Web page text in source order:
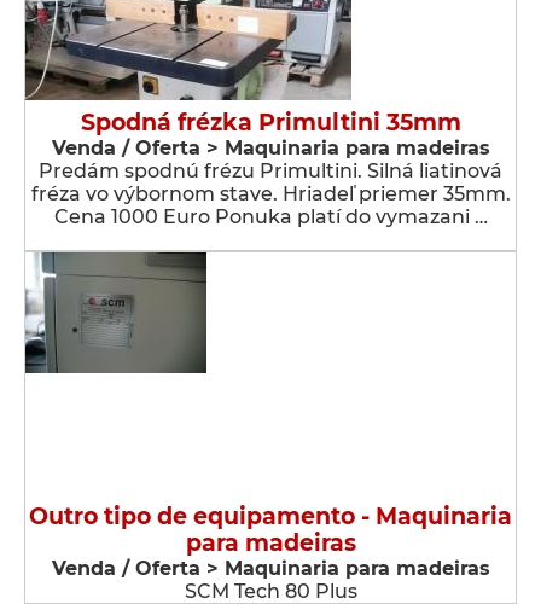
Spodná frézka Primultini 35mm
Venda / Oferta > Maquinaria para madeiras
Predám spodnú frézu Primultini. Silná liatinová
fréza vo výbornom stave. Hriadeľ priemer 35mm.
Cena 1000 Euro Ponuka platí do vymazani …
Outro tipo de equipamento - Maquinaria
para madeiras
Venda / Oferta > Maquinaria para madeiras
SCM Tech 80 Plus